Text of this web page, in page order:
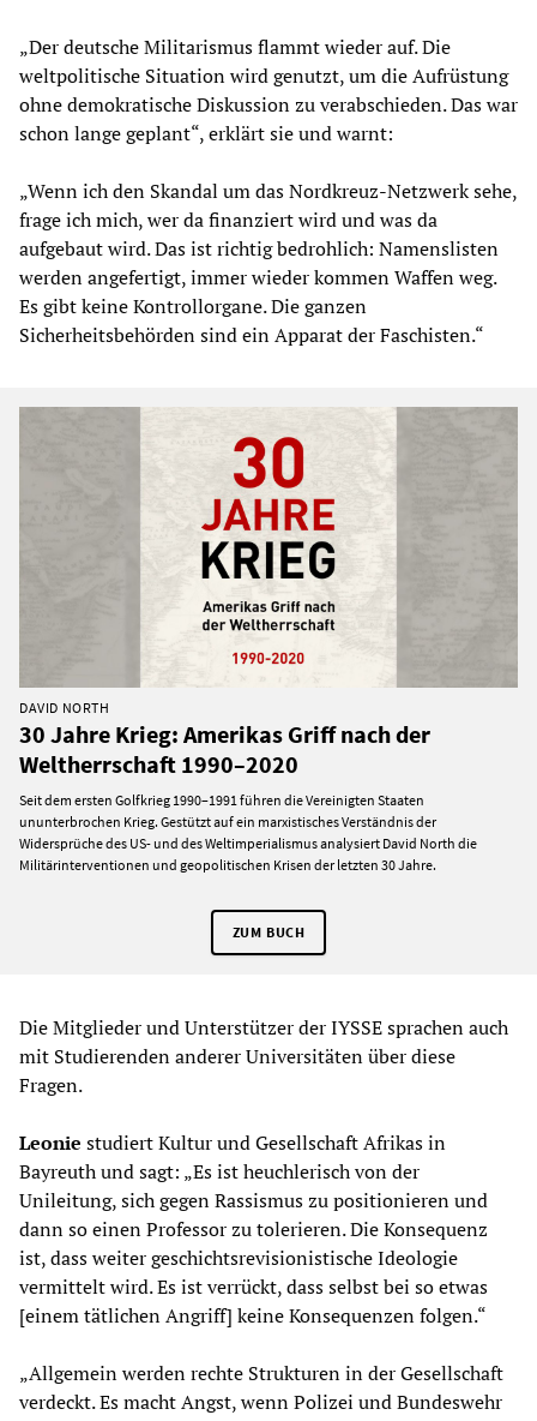
„Der deutsche Militarismus flammt wieder auf. Die
weltpolitische Situation wird genutzt, um die Aufrüstung
ohne demokratische Diskussion zu verabschieden. Das war
schon lange geplant“, erklärt sie und warnt:
„Wenn ich den Skandal um das Nordkreuz-Netzwerk sehe,
frage ich mich, wer da finanziert wird und was da
aufgebaut wird. Das ist richtig bedrohlich: Namenslisten
werden angefertigt, immer wieder kommen Waffen weg.
Es gibt keine Kontrollorgane. Die ganzen
Sicherheitsbehörden sind ein Apparat der Faschisten.“
DAVID NORTH
30 Jahre Krieg: Amerikas Griff nach der
Weltherrschaft 1990–2020
Seit dem ersten Golfkrieg 1990–1991 führen die Vereinigten Staaten
ununterbrochen Krieg. Gestützt auf ein marxistisches Verständnis der
Widersprüche des US- und des Weltimperialismus analysiert David North die
Militärinterventionen und geopolitischen Krisen der letzten 30 Jahre.
ZUM BUCH
Die Mitglieder und Unterstützer der IYSSE sprachen auch
mit Studierenden anderer Universitäten über diese
Fragen.
Leonie studiert Kultur und Gesellschaft Afrikas in
Bayreuth und sagt: „Es ist heuchlerisch von der
Unileitung, sich gegen Rassismus zu positionieren und
dann so einen Professor zu tolerieren. Die Konsequenz
ist, dass weiter geschichtsrevisionistische Ideologie
vermittelt wird. Es ist verrückt, dass selbst bei so etwas
[einem tätlichen Angriff] keine Konsequenzen folgen.“
„Allgemein werden rechte Strukturen in der Gesellschaft
verdeckt. Es macht Angst, wenn Polizei und Bundeswehr